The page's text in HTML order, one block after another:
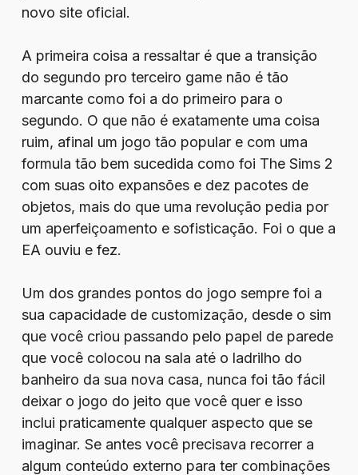
novo site oficial.
A primeira coisa a ressaltar é que a transição
do segundo pro terceiro game não é tão
marcante como foi a do primeiro para o
segundo. O que não é exatamente uma coisa
ruim, afinal um jogo tão popular e com uma
formula tão bem sucedida como foi The Sims 2
com suas oito expansões e dez pacotes de
objetos, mais do que uma revolução pedia por
um aperfeiçoamento e sofisticação. Foi o que a
EA ouviu e fez.
Um dos grandes pontos do jogo sempre foi a
sua capacidade de customização, desde o sim
que você criou passando pelo papel de parede
que você colocou na sala até o ladrilho do
banheiro da sua nova casa, nunca foi tão fácil
deixar o jogo do jeito que você quer e isso
inclui praticamente qualquer aspecto que se
imaginar. Se antes você precisava recorrer a
algum conteúdo externo para ter combinações